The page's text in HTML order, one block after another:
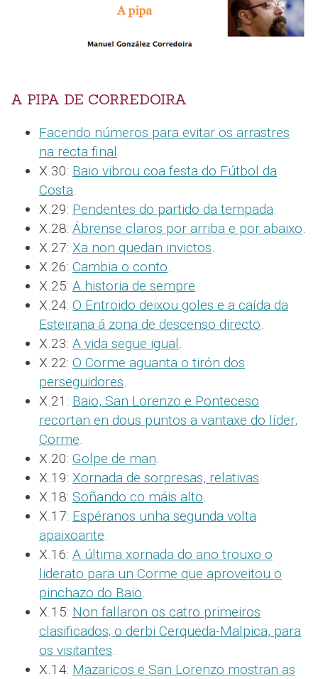
A PIPA DE CORREDOIRA
Facendo números para evitar os arrastres
na recta final.
X.30: Baio vibrou coa festa do Fútbol da
Costa.
X.29: Pendentes do partido da tempada.
X.28: Ábrense claros por arriba e por abaixo.
X.27: Xa non quedan invictos.
X.26: Cambia o conto.
X.25: A historia de sempre.
X.24: O Entroido deixou goles e a caída da
Esteirana á zona de descenso directo.
X.23: A vida segue igual.
X.22: O Corme aguanta o tirón dos
perseguidores.
X.21: Baio, San Lorenzo e Ponteceso
recortan en dous puntos a vantaxe do líder,
Corme.
X.20: Golpe de man.
X.19: Xornada de sorpresas, relativas.
X.18: Soñando co máis alto.
X.17: Espéranos unha segunda volta
apaixoante.
X.16: A última xornada do ano trouxo o
liderato para un Corme que aproveitou o
pinchazo do Baio.
X.15: Non fallaron os catro primeiros
clasificados; o derbi Cerqueda-Malpica, para
os visitantes.
X.14: Mazaricos e San Lorenzo mostran as